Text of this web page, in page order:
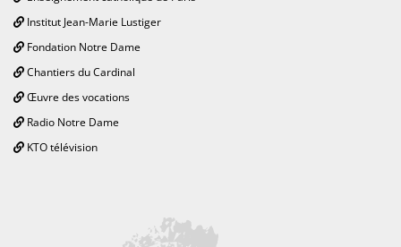
Institut Jean-Marie Lustiger
Fondation Notre Dame
Chantiers du Cardinal
Œuvre des vocations
Radio Notre Dame
KTO télévision